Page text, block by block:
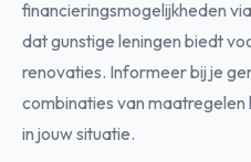
financieringsmogelijkheden
dat gunstige leningen biedt
renovaties. Informeer bij je
combinaties van
in jouw situatie.